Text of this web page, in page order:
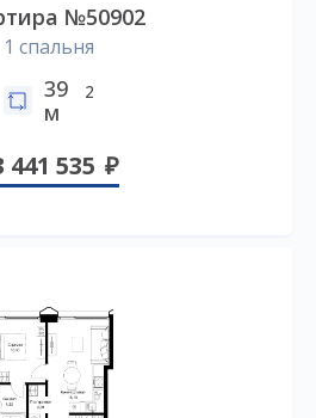
№50902
1 спальня
39
м
2
441 535